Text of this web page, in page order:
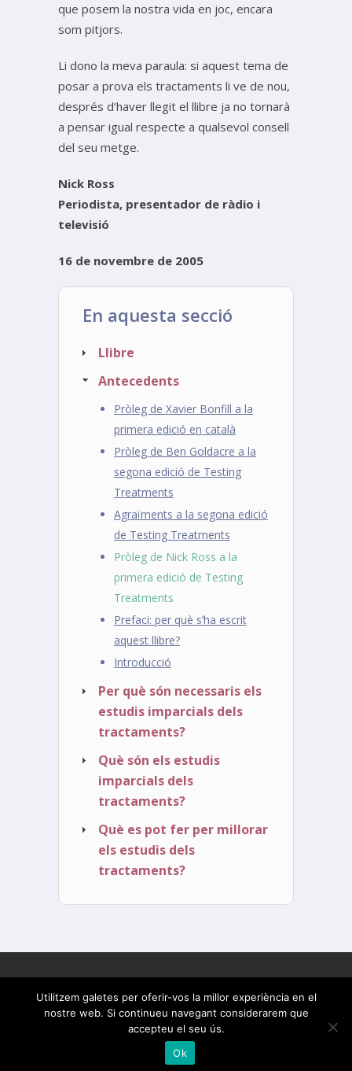
que posem la nostra vida en joc, encara
som pitjors.
Li dono la meva paraula: si aquest tema de
posar a prova els tractaments li ve de nou,
després d’haver llegit el llibre ja no tornarà
a pensar igual respecte a qualsevol consell
del seu metge.
Nick Ross
Periodista, presentador de ràdio i
televisió
16 de novembre de 2005
En aquesta secció
Llibre
Antecedents
Pròleg de Xavier Bonfill a la
primera edició en català
Pròleg de Ben Goldacre a la
segona edició de Testing
Treatments
Agraïments a la segona edició
de Testing Treatments
Pròleg de Nick Ross a la
primera edició de Testing
Treatments
Prefaci: per què s’ha escrit
aquest llibre?
Introducció
Per què són necessaris els
estudis imparcials dels
tractaments?
Què són els estudis
imparcials dels
tractaments?
Què es pot fer per millorar
els estudis dels
tractaments?
© 2026 Els tractaments, a prova
Inici
Qui som
Llegiu el llibre
Continguts extra
Utilitzem galetes per oferir-vos la millor experiència en el
nostre web. Si continueu navegant considerarem que
accepteu el seu ús.
Ok